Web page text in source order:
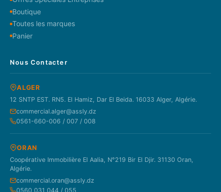
Boutique
Toutes les marques
Panier
Nous Contacter
ALGER
12 SNTP EST. RN5. El Hamiz, Dar El Beida. 16033 Alger, Algérie.
commercial.alger@assly.dz
0561-660-006 / 007 / 008
ORAN
Coopérative Immobilière El Aalia, N°219 Bir El Djir. 31130 Oran,
Algérie.
commercial.oran@assly.dz
0560 031 044 / 055